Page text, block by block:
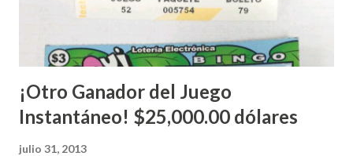
Loto, Revancha, Pega 2, Pega 3 Pega 4 ) se les informará
Mientras, que l...
¡Otro Ganador del Juego
Instantáneo! $25,000.00 dólares
julio 31, 2013